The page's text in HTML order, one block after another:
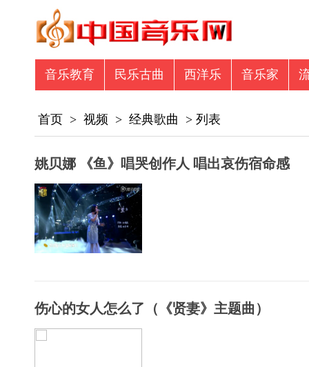
音乐教育 民乐古曲 西洋乐 音乐家
首页 > 视频 > 经典歌曲 > 列表
姚贝娜 《鱼》唱哭创作人 唱出哀伤宿命感
伤心的女人怎么了（《贤妻》主题曲）